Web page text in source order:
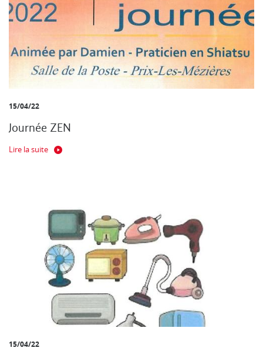
15/04/22
Journée ZEN
Lire la suite
15/04/22